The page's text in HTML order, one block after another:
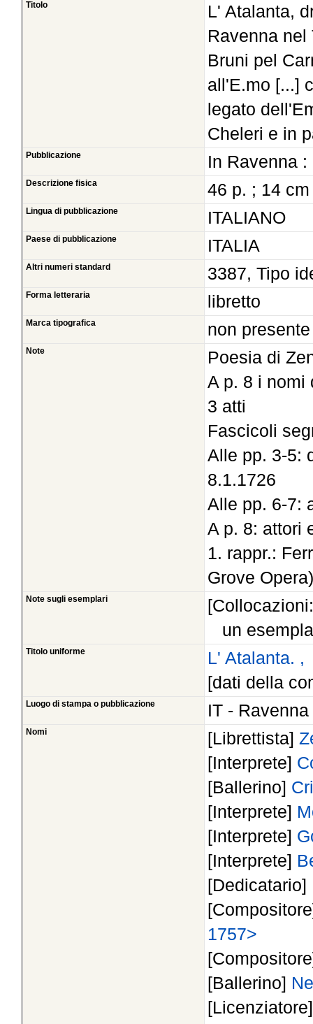
Titolo
L' Atalanta,
Ravenna nel
Bruni pel
all'E.mo [...]
legato
Cheleri e in
Pubblicazione In Ravenna
Descrizione fisica 46 p. ; 14 cm
Lingua di pubblicazione ITALIANO
Paese di pubblicazione ITALIA
Altri numeri standard 3387, Tipo
Forma letteraria libretto
Marca tipografica non presente
Note
Poesia di
A p. 8 i nomi
3 atti
Fascicoli
Alle pp. 3-5:
8.1.1726
Alle pp. 6-7:
A p. 8: attori
1. rappr.:
Grove Opera)
Note sugli esemplari
un
Titolo uniforme
L' Atalanta. ,
[dati della
Luogo di stampa o pubblicazione IT - Ravenna
Nomi [Librettista]
[Interprete]
[Ballerino]
[Interprete]
[Interprete]
[Interprete]
[Dedicatario]
1757>
[Ballerino]